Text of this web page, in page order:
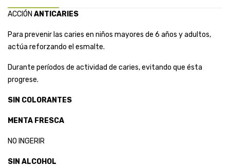
ACCIÓN ANTICARIES
Para prevenir las caries en niños mayores de 6 años y adultos,
actúa reforzando el esmalte.
Durante períodos de actividad de caries, evitando que ésta
progrese.
SIN COLORANTES
MENTA FRESCA
NO INGERIR
SIN ALCOHOL